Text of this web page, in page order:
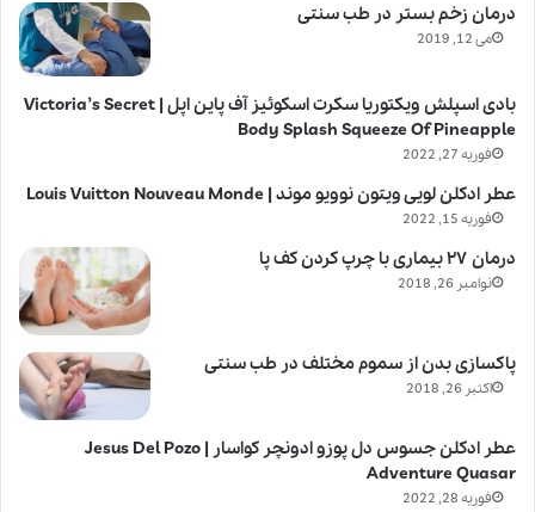
درمان زخم بستر در طب سنتی
می 12, 2019
بادی اسپلش ویکتوریا سکرت اسکوئیز آف پاین اپل | Victoria’s Secret
Body Splash Squeeze Of Pineapple
فوریه 27, 2022
عطر ادکلن لویی ویتون نوویو موند | Louis Vuitton Nouveau Monde
فوریه 15, 2022
درمان ۲۷ بیماری با چرپ کردن کف پا
نوامبر 26, 2018
پاکسازی بدن از سموم مختلف در طب سنتی
اکتبر 26, 2018
عطر ادکلن جسوس دل پوزو ادونچر کواسار | Jesus Del Pozo
Adventure Quasar
فوریه 28, 2022